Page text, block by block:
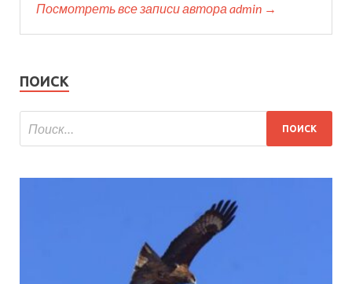
Посмотреть все записи автора admin →
ПОИСК